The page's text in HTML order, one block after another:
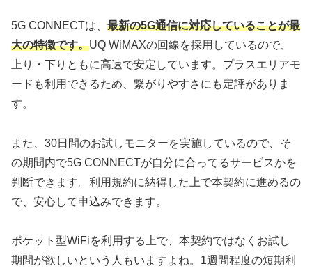
5G CONNECTは、 最新の5G通信に対応していることが最
大の特徴です。UQ WiMAXの回線を採用しているので、
上り・下りともに高速で安定しています。プラスエリアモ
ードも利用できるため、繋がりやすさにも定評がありま
す。
また、30日間のお試しモニターを実施しているので、そ
の期間内で5G CONNECTが自分に合ってるサービスかを
判断できます。利用規約に納得した上で本契約に進めるの
で、安心して申込みできます。
ポケット型WiFiを利用する上で、本契約ではなくお試し
期間が欲しいという人もいますよね。1週間程度の短期利